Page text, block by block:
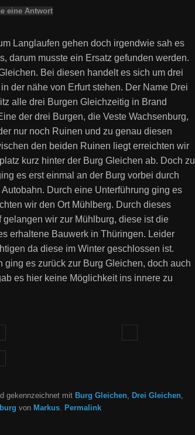
eine Antwort
Langlaufen gehen doch irgendwie sah es
darum musste ein Ersatz gefunden werden.
Bei diesen handelt es sich um drei
der nähe von Erfurt stehen. Der Name Drei
alle drei Burgen Gleichzeitig in Brand
der drei Burgen, die Veste Wachsenburg,
nur noch Ruinen und zu genau diesen
den beiden Ruinen liegt erreichten wir
kurz hinter der Burg Gleichen ab. Doch zu
es erst einmal an der Burg vorbei durch
Durch eine Unterführung ging es
wir den Ort Mühlberg. Durch dieses
wir zur Mühlburg, diese ist die
erhaltene Bauwerk in Thüringen. Leider
da diese im Winter geschlossen ist.
es zurück zur Burg Gleichen, doch auch
es hier keine Möglichkeit ins innere zu
gekennzeichnet mit Burg Gleichen, Drei Gleichen,
von Markus. Permalink